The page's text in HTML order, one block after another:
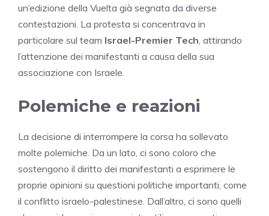
un’edizione della Vuelta già segnata da diverse
contestazioni. La protesta si concentrava in
particolare sul team Israel-Premier Tech , attirando
l’attenzione dei manifestanti a causa della sua
associazione con Israele.
Polemiche e reazioni
La decisione di interrompere la corsa ha sollevato
molte polemiche. Da un lato, ci sono coloro che
sostengono il diritto dei manifestanti a esprimere le
proprie opinioni su questioni politiche importanti, come
il conflitto israelo-palestinese. Dall’altro, ci sono quelli